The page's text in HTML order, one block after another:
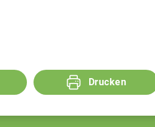
Drucken